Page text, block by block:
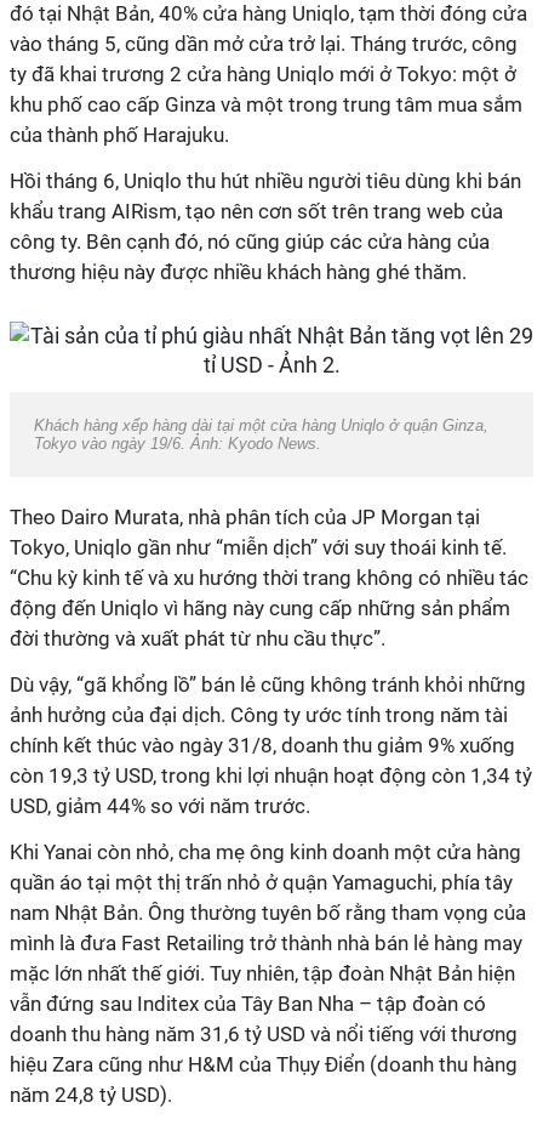
đó tại Nhật Bản, 40% cửa hàng Uniqlo, tạm thời đóng cửa
vào tháng 5, cũng dần mở cửa trở lại. Tháng trước, công
ty đã khai trương 2 cửa hàng Uniqlo mới ở Tokyo: một ở
khu phố cao cấp Ginza và một trong trung tâm mua sắm
của thành phố Harajuku.
Hồi tháng 6, Uniqlo thu hút nhiều người tiêu dùng khi bán
khẩu trang AIRism, tạo nên cơn sốt trên trang web của
công ty. Bên cạnh đó, nó cũng giúp các cửa hàng của
thương hiệu này được nhiều khách hàng ghé thăm.
Khách hàng xếp hàng dài tại một cửa hàng Uniqlo ở quận Ginza,
Tokyo vào ngày 19/6. Ảnh: Kyodo News.
Theo Dairo Murata, nhà phân tích của JP Morgan tại
Tokyo, Uniqlo gần như “miễn dịch” với suy thoái kinh tế.
“Chu kỳ kinh tế và xu hướng thời trang không có nhiều tác
động đến Uniqlo vì hãng này cung cấp những sản phẩm
đời thường và xuất phát từ nhu cầu thực”.
Dù vậy, “gã khổng lồ” bán lẻ cũng không tránh khỏi những
ảnh hưởng của đại dịch. Công ty ước tính trong năm tài
chính kết thúc vào ngày 31/8, doanh thu giảm 9% xuống
còn 19,3 tỷ USD, trong khi lợi nhuận hoạt động còn 1,34 tỷ
USD, giảm 44% so với năm trước.
Khi Yanai còn nhỏ, cha mẹ ông kinh doanh một cửa hàng
quần áo tại một thị trấn nhỏ ở quận Yamaguchi, phía tây
nam Nhật Bản. Ông thường tuyên bố rằng tham vọng của
mình là đưa Fast Retailing trở thành nhà bán lẻ hàng may
mặc lớn nhất thế giới. Tuy nhiên, tập đoàn Nhật Bản hiện
vẫn đứng sau Inditex của Tây Ban Nha – tập đoàn có
doanh thu hàng năm 31,6 tỷ USD và nổi tiếng với thương
hiệu Zara cũng như H&M của Thụy Điển (doanh thu hàng
năm 24,8 tỷ USD).